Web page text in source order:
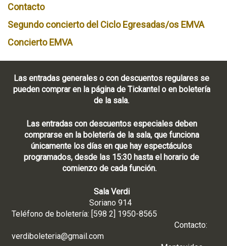
Contacto
Segundo concierto del Ciclo Egresadas/os EMVA
Concierto EMVA
Las entradas generales o con descuentos regulares se
pueden comprar en la página de Tickantel o en boletería
de la sala.
Las entradas con descuentos especiales deben
comprarse en la boletería de la sala, que funciona
únicamente los días en que hay espectáculos
programados, desde las 15:30 hasta el horario de
comienzo de cada función.
Sala Verdi
Soriano 914
Teléfono de boletería: [598 2] 1950-8565
Contacto:
verdiboleteria@gmail.com